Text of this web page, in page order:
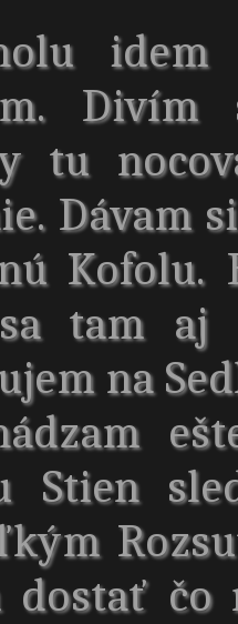
idem
Divím
tu
Dávam
tam aj
na
Stien
dostať čo